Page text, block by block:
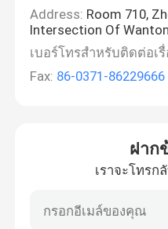
Address: Room 710,
Intersection Of
เบอร์โทรสำหรับติดต่อเรื่
Fax: 86-0371-86229666
ฝาก
เราจะโทรก